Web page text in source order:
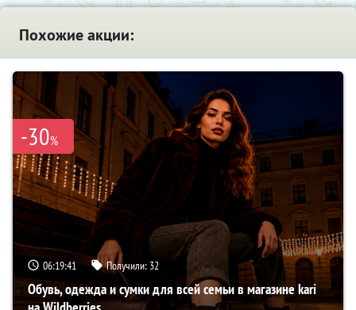
Похожие акции:
-30%
06:19:40 Получили: 32
Обувь, одежда и сумки для всей семьи в магазине kari